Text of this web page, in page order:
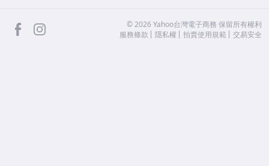
facebook ©2026 Yahoo台灣電子商務 保留所有權利
服務條款
隱私權 拍賣使用規範 交易安全